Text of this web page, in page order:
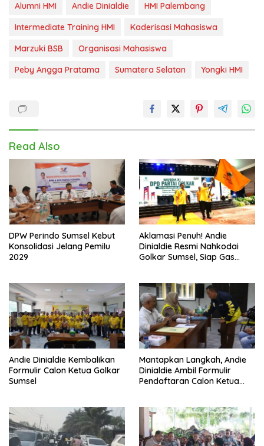
Alumni HMI Andie Dinialdie
HMI Palembang
Intermediate Training HMI
Kaderisasi Mahasiswa
Marzuki BSB
Organisasi Mahasiswa
Peby Angga Pratama
Sumatera Selatan Yongki HMI
Read Also
DPW Perindo Sumsel Kebut
Konsolidasi Jelang Pemilu
2029
Aklamasi Penuh! Andie
Dinialdie Resmi Nahkodai
Golkar Sumsel, Siap Gas
Andie Dinialdie Kembalikan
Formulir Calon Ketua Golkar
Sumsel
Mantapkan Langkah, Andie
Dinialdie Ambil Formulir
Pendaftaran Calon Ketua